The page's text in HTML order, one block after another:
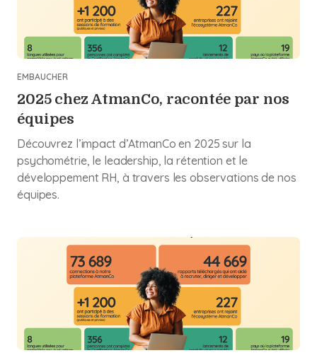
EMBAUCHER
2025 chez AtmanCo, racontée par nos
équipes
Découvrez l’impact d’AtmanCo en 2025 sur la
psychométrie, le leadership, la rétention et le
développement RH, à travers les observations de nos
équipes.